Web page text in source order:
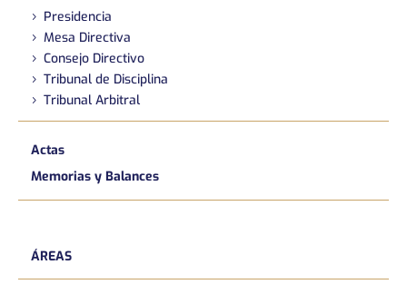
Presidencia
Mesa Directiva
Consejo Directivo
Tribunal de Disciplina
Tribunal Arbitral
Actas
Memorias y Balances
ÁREAS